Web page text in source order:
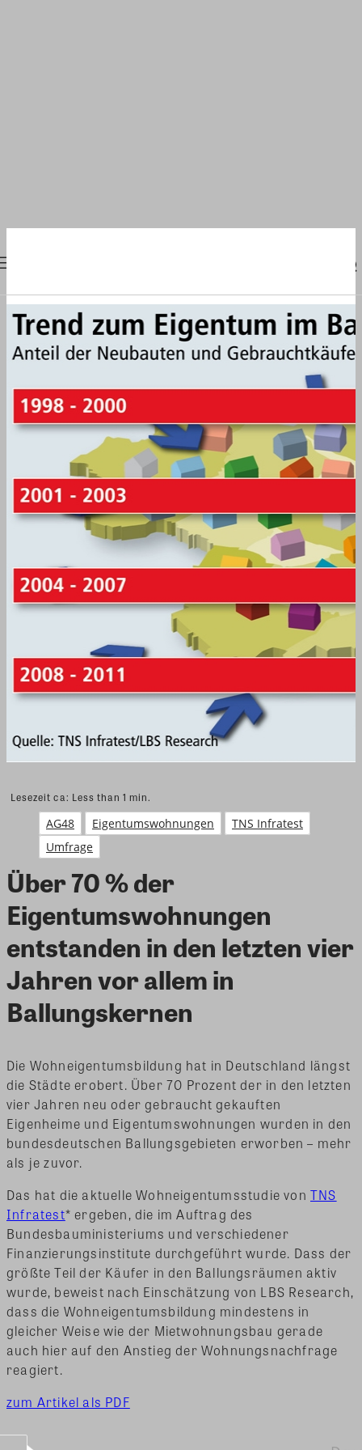
Lesezeit ca: Less than 1 min.
AG48 Eigentumswohnungen
TNS Infratest
Umfrage
Über 70 % der
Eigentumswohnungen
entstanden in den letzten vier
Jahren vor allem in
Ballungskernen
Die Wohneigentumsbildung hat in Deutschland längst
die Städte erobert. Über 70 Prozent der in den letzten
vier Jahren neu oder gebraucht gekauften
Eigenheime und Eigentumswohnungen wurden in den
bundesdeutschen Ballungsgebieten erworben – mehr
als je zuvor.
Das hat die aktuelle Wohneigentumsstudie vonTNS
Infratest* ergeben, die im Auftrag des
Bundesbauministeriums und verschiedener
Finanzierungsinstitute durchgeführt wurde. Dass der
größte Teil der Käufer in den Ballungsräumen aktiv
wurde, beweist nach Einschätzung von LBS Research,
dass die Wohneigentumsbildung mindestens in
gleicher Weise wie der Mietwohnungsbau gerade
auch hier auf den Anstieg der Wohnungsnachfrage
reagiert.
zum Artikel als PDF